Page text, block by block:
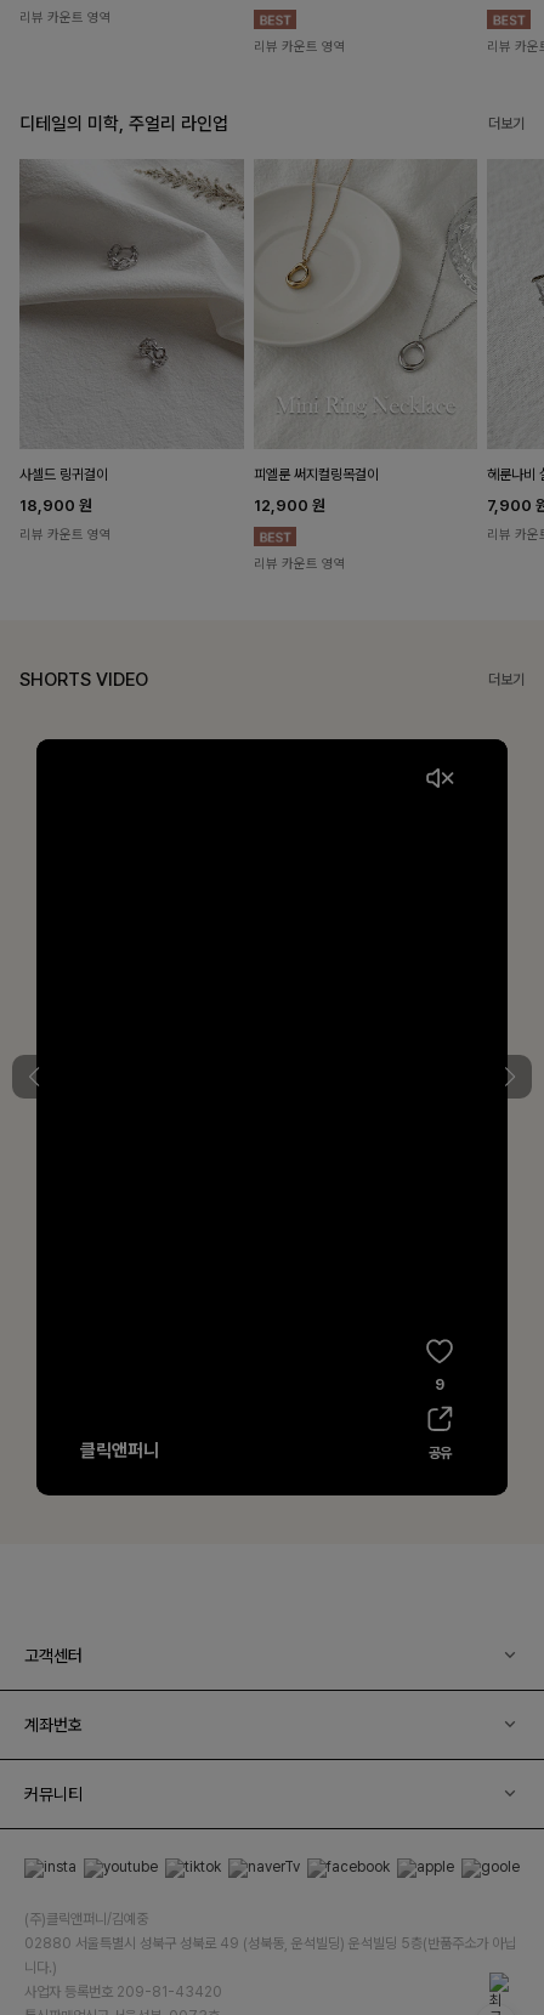
리뷰 카운트 영역
리뷰 카운트 영역 리뷰 카운
디테일의 미학, 주얼리 라인업 더보기
사셀드 링귀걸이
18,900 원
리뷰 카운트 영역
피엘룬 써지컬링목걸이
12,900 원
리뷰 카운트 영역
헤룬나비
7,900
리뷰 카운
SHORTS VIDEO 더보기
고객센터
계좌번호
커뮤니티
(주)클릭앤퍼니/김예중
02880 서울특별시 성북구 성북로 49 (성북동, 운석빌딩) 운석빌딩 5층(반품주소가 아닙
니다.)
사업자 등록번호 209-81-43420